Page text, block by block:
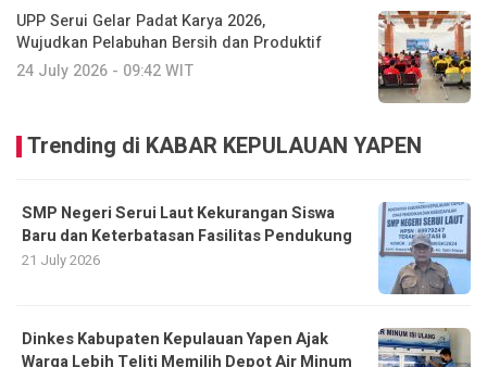
UPP Serui Gelar Padat Karya 2026,
Wujudkan Pelabuhan Bersih dan Produktif
24 July 2026 - 09:42 WIT
Trending di KABAR KEPULAUAN YAPEN
SMP Negeri Serui Laut Kekurangan Siswa
Baru dan Keterbatasan Fasilitas Pendukung
21 July 2026
Dinkes Kabupaten Kepulauan Yapen Ajak
Warga Lebih Teliti Memilih Depot Air Minum